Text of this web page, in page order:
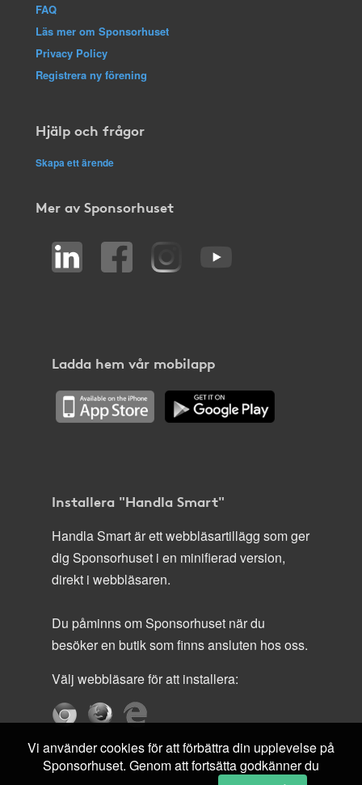
FAQ
Läs mer om Sponsorhuset
Privacy Policy
Registrera ny förening
Hjälp och frågor
Skapa ett ärende
Mer av Sponsorhuset
Ladda hem vår mobilapp
Installera "Handla Smart"
Handla Smart är ett webbläsartillägg som ger
dig Sponsorhuset i en minifierad version,
direkt i webbläsaren.
Du påminns om Sponsorhuset när du
besöker en butik som finns ansluten hos oss.
Välj webbläsare för att installera:
Vi använder cookies för att förbättra din upplevelse på
Sponsorhuset. Genom att fortsätta godkänner du